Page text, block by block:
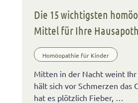
Die 15 wichtigsten
Mittel für Ihre
Homöopathie für Kinder
Mitten in der Nacht weint
hält sich vor Schmerzen das
hat es plötzlich Fieber, …